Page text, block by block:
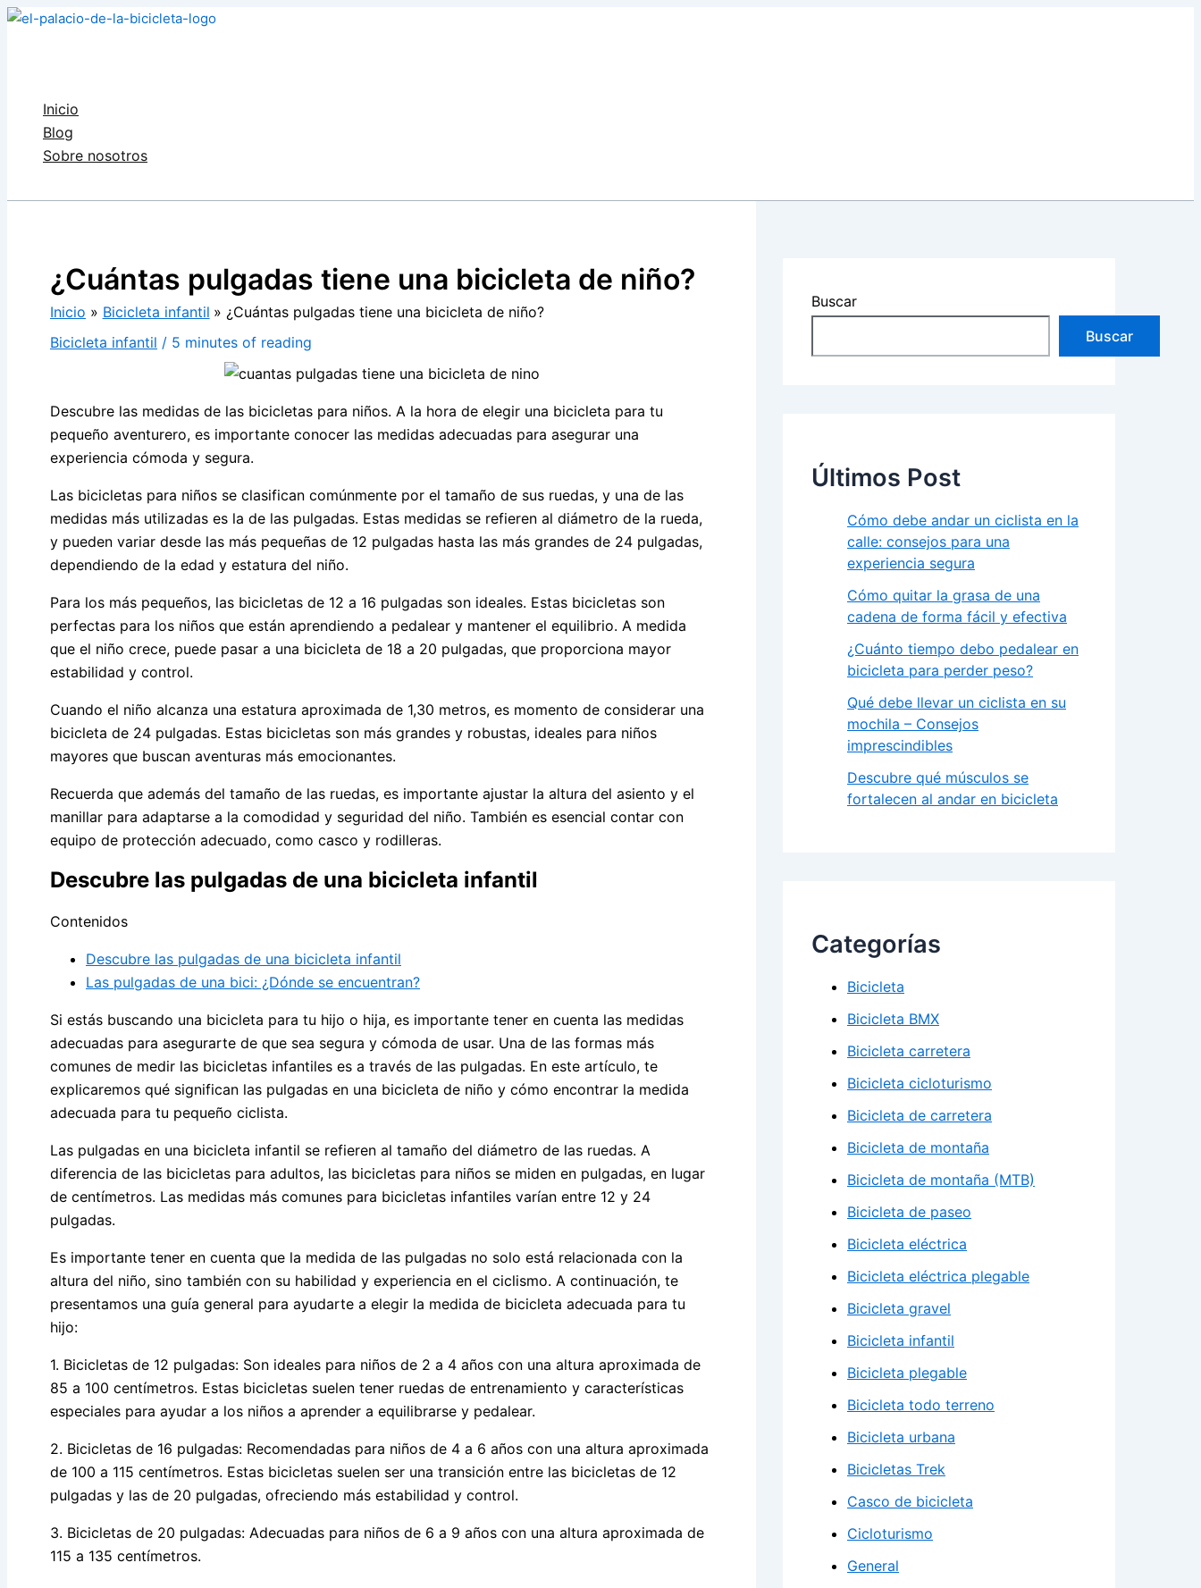
Ir
Inicio
Blog
Sobre nosotros
¿Cuántas pulgadas tiene una bicicleta de niño?
Inicio Bicicleta infantil
¿Cuántas pulgadas tiene una bicicleta de niño?
Bicicleta infantil / 5 minutes of reading
Descubre las medidas de las bicicletas para niños. A la hora de elegir una bicicleta para tu
pequeño aventurero, es importante conocer las medidas adecuadas para asegurar una
experiencia cómoda y segura.
Las bicicletas para niños se clasifican comúnmente por el tamaño de sus ruedas, y una de las
medidas más utilizadas es la de las pulgadas. Estas medidas se refieren al diámetro de la rueda,
y pueden variar desde las más pequeñas de 12 pulgadas hasta las más grandes de 24 pulgadas,
dependiendo de la edad y estatura del niño.
Para los más pequeños, las bicicletas de 12 a 16 pulgadas son ideales. Estas bicicletas son
perfectas para los niños que están aprendiendo a pedalear y mantener el equilibrio. A medida
que el niño crece, puede pasar a una bicicleta de 18 a 20 pulgadas, que proporciona mayor
estabilidad y control.
Cuando el niño alcanza una estatura aproximada de 1,30 metros, es momento de considerar una
bicicleta de 24 pulgadas. Estas bicicletas son más grandes y robustas, ideales para niños
mayores que buscan aventuras más emocionantes.
Recuerda que además del tamaño de las ruedas, es importante ajustar la altura del asiento y el
manillar para adaptarse a la comodidad y seguridad del niño. También es esencial contar con
equipo de protección adecuado, como casco y rodilleras.
Descubre las pulgadas de una bicicleta infantil
Contenidos
Descubre las pulgadas de una bicicleta infantil
Las pulgadas de una bici: ¿Dónde se encuentran?
Si estás buscando una bicicleta para tu hijo o hija, es importante tener en cuenta las medidas
adecuadas para asegurarte de que sea segura y cómoda de usar. Una de las formas más
comunes de medir las bicicletas infantiles es a través de las pulgadas. En este artículo, te
explicaremos qué significan las pulgadas en una bicicleta de niño y cómo encontrar la medida
adecuada para tu pequeño ciclista.
Las pulgadas en una bicicleta infantil se refieren al tamaño del diámetro de las ruedas. A
diferencia de las bicicletas para adultos, las bicicletas para niños se miden en pulgadas, en lugar
de centímetros. Las medidas más comunes para bicicletas infantiles varían entre 12 y 24
pulgadas.
Es importante tener en cuenta que la medida de las pulgadas no solo está relacionada con la
altura del niño, sino también con su habilidad y experiencia en el ciclismo. A continuación, te
presentamos una guía general para ayudarte a elegir la medida de bicicleta adecuada para tu
hijo:
1. Bicicletas de 12 pulgadas: Son ideales para niños de 2 a 4 años con una altura aproximada de
85 a 100 centímetros. Estas bicicletas suelen tener ruedas de entrenamiento y características
especiales para ayudar a los niños a aprender a equilibrarse y pedalear.
2. Bicicletas de 16 pulgadas: Recomendadas para niños de 4 a 6 años con una altura aproximada
de 100 a 115 centímetros. Estas bicicletas suelen ser una transición entre las bicicletas de 12
pulgadas y las de 20 pulgadas, ofreciendo más estabilidad y control.
3. Bicicletas de 20 pulgadas: Adecuadas para niños de 6 a 9 años con una altura aproximada de
115 a 135 centímetros.
Buscar
Buscar
Últimos Post
Cómo debe andar un ciclista en la
calle: consejos para una
experiencia segura
Cómo quitar la grasa de una
cadena de forma fácil y efectiva
¿Cuánto tiempo debo pedalear en
bicicleta para perder peso?
Qué debe llevar un ciclista en su
mochila – Consejos
imprescindibles
Descubre qué músculos se
fortalecen al andar en bicicleta
Categorías
Bicicleta
Bicicleta BMX
Bicicleta carretera
Bicicleta cicloturismo
Bicicleta de carretera
Bicicleta de montaña
Bicicleta de montaña (MTB)
Bicicleta de paseo
Bicicleta eléctrica
Bicicleta eléctrica plegable
Bicicleta gravel
Bicicleta infantil
Bicicleta plegable
Bicicleta todo terreno
Bicicleta urbana
Bicicletas Trek
Casco de bicicleta
Cicloturismo
General